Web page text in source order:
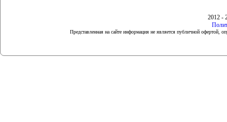
2012 -
Представленная на сайте информация не является публичной